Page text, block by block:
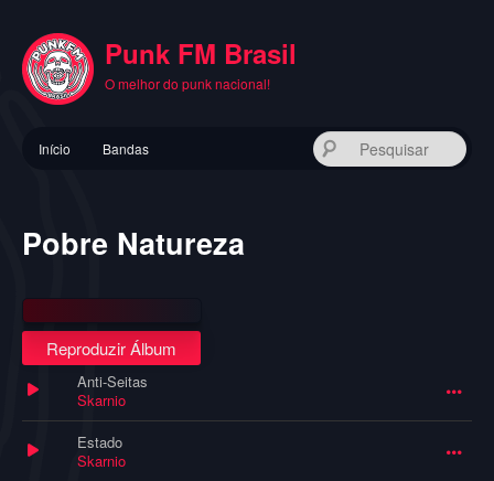
conteúdo
principal
Punk FM Brasil
O melhor do punk nacional!
principal
Início Bandas
Pobre Natureza
Reproduzir Álbum
Anti-Seitas
Skarnio
Estado
Skarnio